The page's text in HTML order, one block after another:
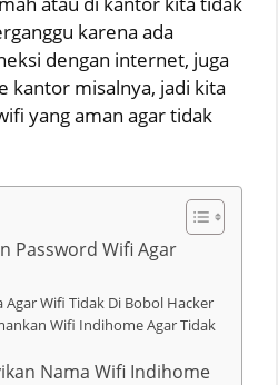
karena ada
dengan internet, juga
kantor misalnya, jadi kita
yang aman agar tidak
Password Wifi Agar
Agar Wifi Tidak Di Bobol Hacker
Wifi Indihome Agar Tidak
Nama Wifi Indihome